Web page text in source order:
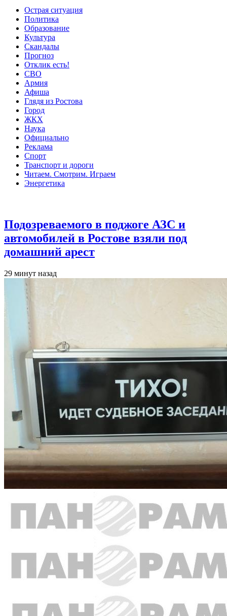
Острая ситуация
Политика
Образование
Культура
Скандалы
Прогноз
Отклик есть!
СВО
Армия
Афиша
Глядя из Ростова
Город
ЖКХ
Наука
Официально
Реклама
Спорт
Транспорт и дороги
Читаем. Смотрим. Играем
Энергетика
Подозреваемого в поджоге АЗС и
автомобилей в Ростове взяли под
домашний арест
29 минут назад